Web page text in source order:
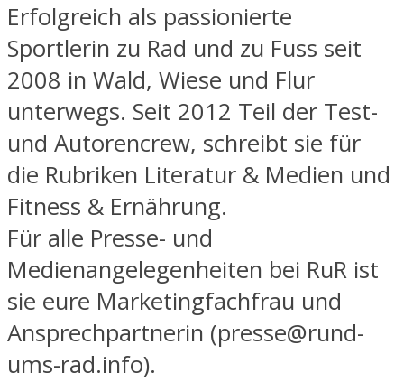
Erfolgreich als passionierte
Sportlerin zu Rad und zu Fuss seit
2008 in Wald, Wiese und Flur
unterwegs. Seit 2012 Teil der Test-
und Autorencrew, schreibt sie für
die Rubriken Literatur & Medien und
Fitness & Ernährung.
Für alle Presse- und
Medienangelegenheiten bei RuR ist
sie eure Marketingfachfrau und
Ansprechpartnerin (presse@rund-
ums-rad.info).